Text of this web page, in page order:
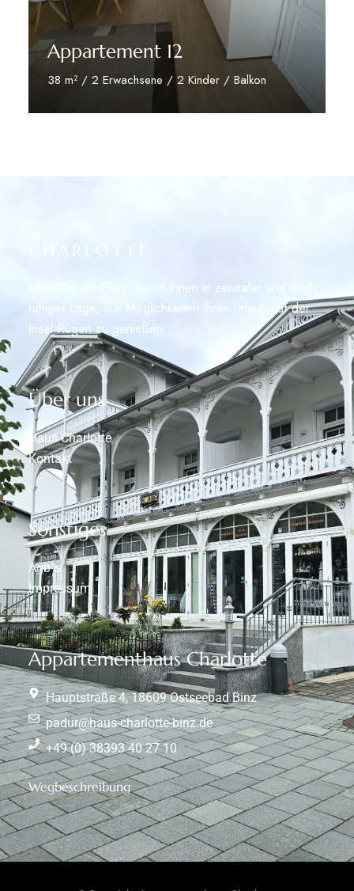
Appartement 12
38 m² / 2 Erwachsene / 2 Kinder / Balkon
zu den Appartement
CHARLOTTE
seit 1902 am Platz, bietet Ihnen in zentraler und doch
ruhiger Lage, alle Möglichkeiten Ihren Urlaub auf der
Insel Rügen zu genießen.
Über uns
Haus Charlotte
Kontakt
Sonstiges
Agb´s
Impressum
Appartementhaus Charlotte
Hauptstraße 4, 18609 Ostseebad Binz
padur@haus-charlotte-binz.de
+49 (0) 38393 40 27 10
Wegbeschreibung